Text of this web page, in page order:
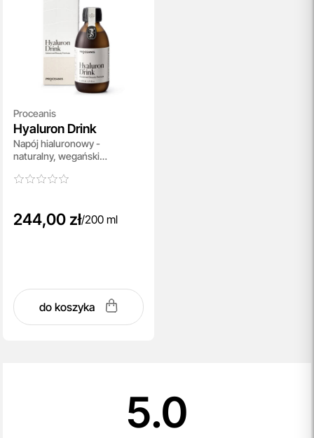
Proceanis
Hyaluron Drink
Napój hialuronowy -
naturalny, wegański
244,00 zł/200 ml
do koszyka
5.0